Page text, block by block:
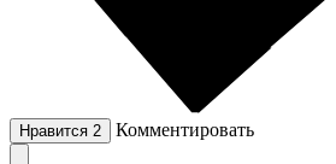
Нравится 2 Комментировать